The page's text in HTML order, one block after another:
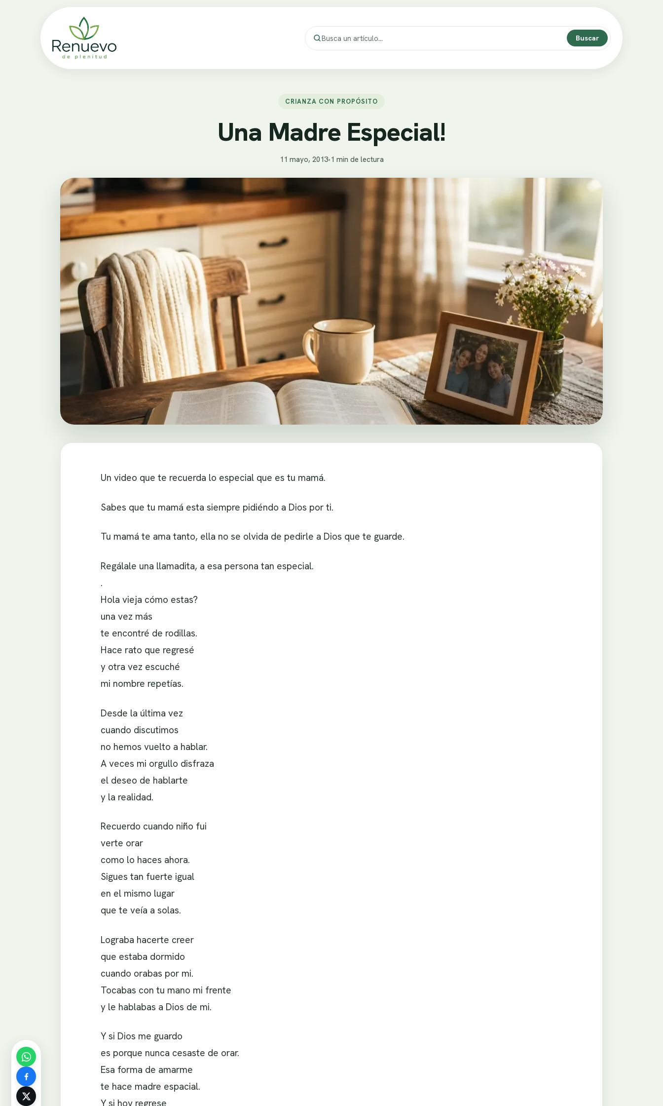
Buscar
CRIANZA CON PROPÓSITO
Una Madre Especial!
11 mayo, 2013•1 min de lectura
Un video que te recuerda lo especial que es tu mamá.
Sabes que tu mamá esta siempre pidiéndo a Dios por ti.
Tu mamá te ama tanto, ella no se olvida de pedirle a Dios que te guarde.
Regálale una llamadita, a esa persona tan especial.
.
Hola vieja cómo estas?
una vez más
te encontré de rodillas.
Hace rato que regresé
y otra vez escuché
mi nombre repetías.
Desde la última vez
cuando discutimos
no hemos vuelto a hablar.
A veces mi orgullo disfraza
el deseo de hablarte
y la realidad.
Recuerdo cuando niño fui
verte orar
como lo haces ahora.
Sigues tan fuerte igual
en el mismo lugar
que te veía a solas.
Lograba hacerte creer
que estaba dormido
cuando orabas por mi.
Tocabas con tu mano mi frente
y le hablabas a Dios de mi.
Y si Dios me guardo
es porque nunca cesaste de orar.
Esa forma de amarme
te hace madre espacial.
Y si hoy regrese